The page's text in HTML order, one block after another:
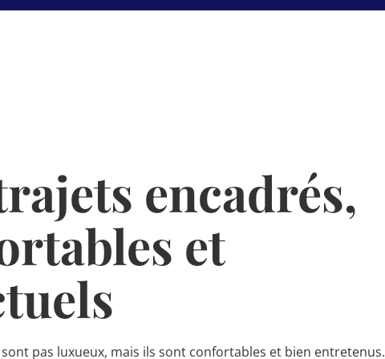
encadrés,
et
pas luxueux, mais ils sont confortables et bien entretenus.